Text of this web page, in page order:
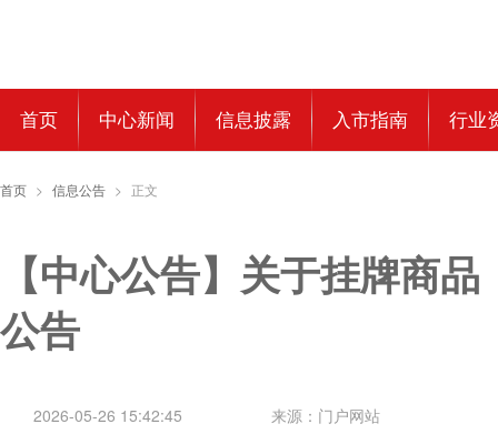
首页 中心新闻 信息披露 入市指南 行业
首页 > 信息公告 > 正文
【中心公告】关于挂牌商
公告
2026-05-26 15:42:45 来源：门户网站